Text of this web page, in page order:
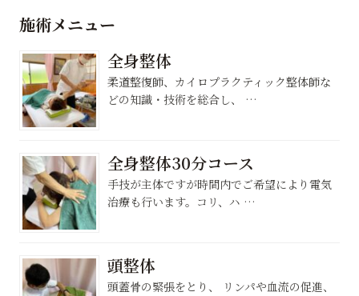
施術メニュー
全身整体
柔道整復師、カイロプラクティック整体師な
どの知識・技術を総合し、 …
全身整体30分コース
手技が主体ですが時間内でご希望により電気
治療も行います。コリ、ハ …
頭整体
頭蓋骨の緊張をとり、 リンパや血流の促進、